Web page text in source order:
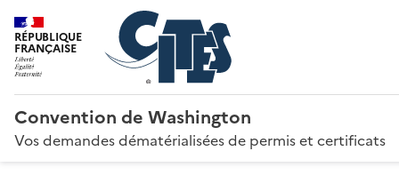
RÉPUBLIQUE
FRANÇAISE
Convention de Washington
Vos demandes dématérialisées de permis et certificats